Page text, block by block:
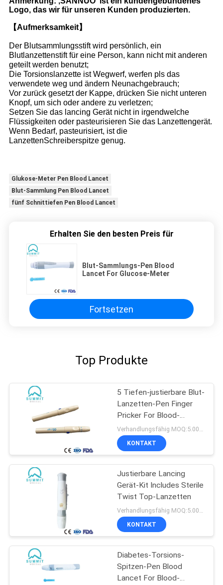
Logo, das wir für unseren Kunden produzierten.
【Aufmerksamkeit】
Der Blutsammlungsstift wird persönlich, ein
Blutlanzettenstift für eine Person, kann nicht mit anderen
geteilt werden benutzt;
Die Torsionslanzette ist Wegwerf, werfen pls das
verwendete weg und ändern Neunachgebrauch;
Vor zurück gesetzt der Kappe, drücken Sie nicht unteren
Knopf, um sich oder andere zu verletzen;
Setzen Sie das lancing Gerät nicht in irgendwelche
Flüssigkeiten oder pasteurisieren Sie das Lanzettengerät.
Wenn Bedarf, pasteurisiert, ist die
LanzettenSchreiberspitze genug.
Glukose-Meter Pen Blood Lancet
Blut-Sammlung Pen Blood Lancet
fünf Schnittiefen Pen Blood Lancet
Erhalten Sie den besten Preis für
Blut-Sammlungs-Pen Blood
Lancet For Glucose-Meter
Fortsetzen
Top Produkte
5 Tiefen-justierbare Blut-
Lanzetten-Pen Finger
Pricker For Blood-
Prüfung
KONTAKT
Justierbare Lancing
Gerät-Kit Includes Sterile
Twist Top-Lanzetten
KONTAKT
Diabetes-Torsions-
Spitzen-Pen Blood
Lancet For Blood-